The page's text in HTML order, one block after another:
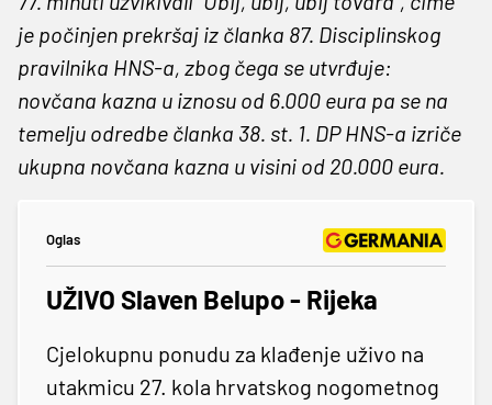
je počinjen prekršaj iz članka 87. Disciplinskog
pravilnika HNS-a, zbog čega se utvrđuje:
novčana kazna u iznosu od 6.000 eura pa se na
temelju odredbe članka 38. st. 1. DP HNS-a izriče
ukupna novčana kazna u visini od 20.000 eura.
Oglas
UŽIVO Slaven Belupo - Rijeka
Cjelokupnu ponudu za klađenje uživo na
utakmicu 27. kola hrvatskog nogometnog